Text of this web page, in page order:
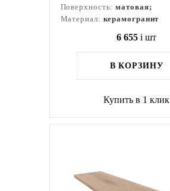
Поверхность:матовая;
Материал: керамогранит
6 655 i шт
В КОРЗИНУ
Купить в 1 клик